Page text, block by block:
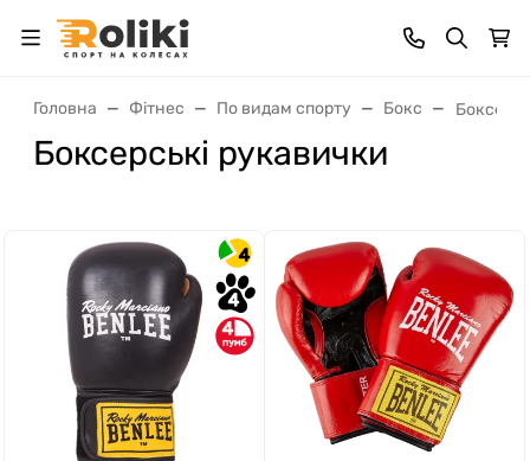
Головна Фітнес По видам спорту Бокс
Боксерські рукавички
4
4
4